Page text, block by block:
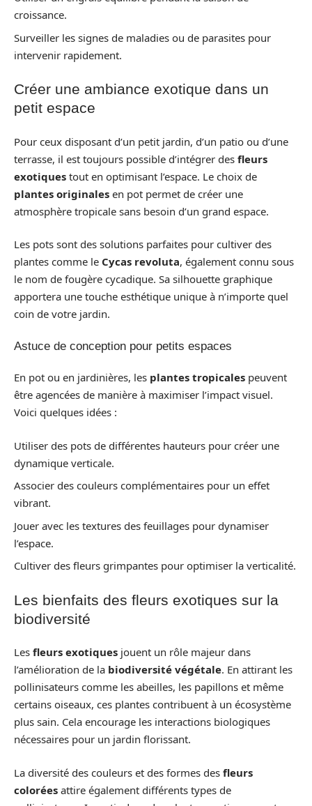
croissance.
Surveiller les signes de maladies ou de parasites pour
intervenir rapidement.
Créer une ambiance exotique dans un
petit espace
Pour ceux disposant d’un petit jardin, d’un patio ou d’une
terrasse, il est toujours possible d’intégrer des fleurs
exotiques tout en optimisant l’espace. Le choix de
plantes originales en pot permet de créer une
atmosphère tropicale sans besoin d’un grand espace.
Les pots sont des solutions parfaites pour cultiver des
plantes comme le Cycas revoluta, également connu sous
le nom de fougère cycadique. Sa silhouette graphique
apportera une touche esthétique unique à n’importe quel
coin de votre jardin.
Astuce de conception pour petits espaces
En pot ou en jardinières, les plantes tropicales peuvent
être agencées de manière à maximiser l’impact visuel.
Voici quelques idées :
Utiliser des pots de différentes hauteurs pour créer une
dynamique verticale.
Associer des couleurs complémentaires pour un effet
vibrant.
Jouer avec les textures des feuillages pour dynamiser
l’espace.
Cultiver des fleurs grimpantes pour optimiser la verticalité.
Les bienfaits des fleurs exotiques sur la
biodiversité
Les fleurs exotiques jouent un rôle majeur dans
l’amélioration de la biodiversité végétale. En attirant les
pollinisateurs comme les abeilles, les papillons et même
certains oiseaux, ces plantes contribuent à un écosystème
plus sain. Cela encourage les interactions biologiques
nécessaires pour un jardin florissant.
La diversité des couleurs et des formes des fleurs
colorées attire également différents types de